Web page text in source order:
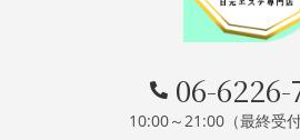
06-6226-
10:00～21:00（最終受